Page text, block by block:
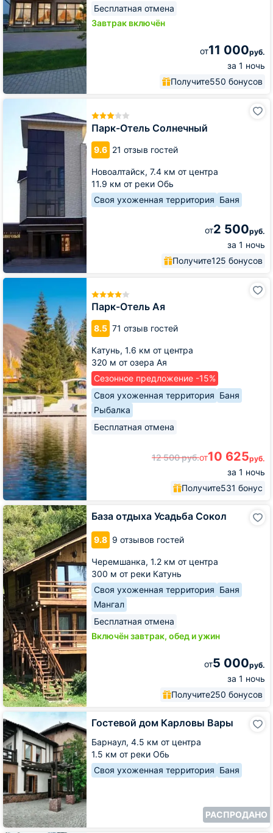
Бесплатная отмена
Завтрак включён
от11 000руб.
за 1 ночь
Получите550 бонусов
Парк-Отель Солнечный
9.6 21 отзыв гостей
Новоалтайск, 7.4 км от центра
11.9 км от реки Обь
Своя ухоженная территория Баня
от2 500руб.
за 1 ночь
Получите125 бонусов
Парк-
Отель
Солнечный
Парк-Отель Ая
8.5 71 отзыв гостей
Катунь, 1.6 км от центра
320 м от озера Ая
Сезонное предложение -15%
Своя ухоженная территория Баня
Рыбалка
Бесплатная отмена
12 500руб.от10 625руб.
за 1 ночь
Получите531 бонус
Парк-
Ая
База отдыха Усадьба Сокол
9.8 9 отзывов гостей
Черемшанка, 1.2 км от центра
300 м от реки Катунь
Своя ухоженная территория Баня
Мангал
Бесплатная отмена
Включён завтрак, обед и ужин
от5 000руб.
за 1 ночь
Получите250 бонусов
База
отдыха
Усадьба
Сокол
Гостевой дом Карловы Вары
Барнаул, 4.5 км от центра
1.5 км от реки Обь
Своя ухоженная территория Баня
РАСПРОДАНО
Гостевой
дом
Карловы
Вары